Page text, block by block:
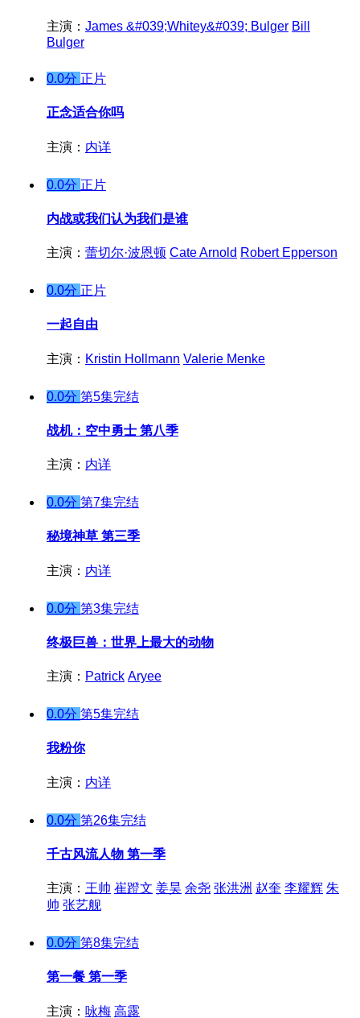
主演： James &#039;Whitey&#039; Bulger Bill
Bulger
0.0分 正片
正念适合你吗
主演： 内详
0.0分 正片
内战或我们认为我们是谁
主演： 蕾切尔·波恩顿 Cate Arnold Robert Epperson
0.0分 正片
一起自由
主演： Kristin Hollmann Valerie Menke
0.0分 第5集完结
战机：空中勇士 第八季
主演： 内详
0.0分 第7集完结
秘境神草 第三季
主演： 内详
0.0分 第3集完结
终极巨兽：世界上最大的动物
主演： Patrick Aryee
0.0分 第5集完结
我粉你
主演： 内详
0.0分 第26集完结
千古风流人物 第一季
主演： 王帅 崔蹬文 姜昊 余尧 张洪洲 赵奎 李耀辉 朱
帅 张艺舰
0.0分 第8集完结
第一餐 第一季
主演： 咏梅 高露